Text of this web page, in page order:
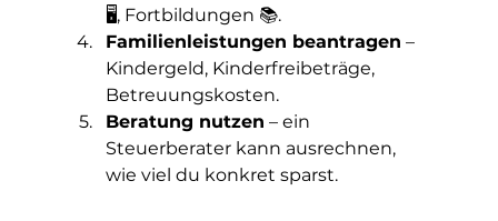
🖥️, Fortbildungen 📚.
Familienleistungen beantragen –
Kindergeld, Kinderfreibeträge,
Betreuungskosten.
Beratung nutzen – ein
Steuerberater kann ausrechnen,
wie viel du konkret sparst.